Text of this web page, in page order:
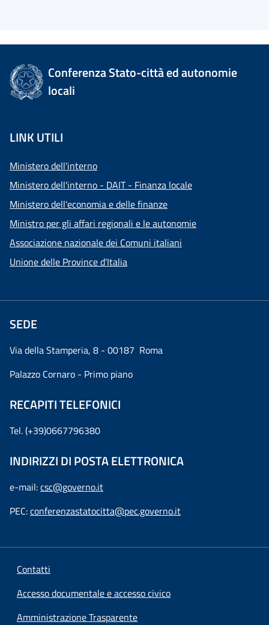
Conferenza Stato-città ed autonomie
locali
LINK UTILI
Ministero dell'interno
Ministero dell'interno - DAIT - Finanza locale
Ministero dell'economia e delle finanze
Ministro per gli affari regionali e le autonomie
Associazione nazionale dei Comuni italiani
Unione delle Province d'Italia
SEDE
Via della Stamperia, 8 - 00187 Roma
Palazzo Cornaro - Primo piano
RECAPITI TELEFONICI
Tel. (+39)0667796380
INDIRIZZI DI POSTA ELETTRONICA
e-mail:csc@governo.it
PEC:conferenzastatocitta@pec.governo.it
Contatti
Accesso documentale e accesso civico
Amministrazione Trasparente